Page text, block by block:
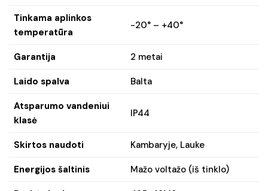
Tinkama aplinkos
temperatūra
-20° – +40°
Garantija 2 metai
Laido spalva Balta
Atsparumo vandeniui
klasė
IP44
Skirtos naudoti Kambaryje, Lauke
Energijos šaltinis Mažo voltažo (iš tinklo)